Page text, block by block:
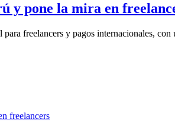
y pone la mira en
freelancers y pagos internacionales,